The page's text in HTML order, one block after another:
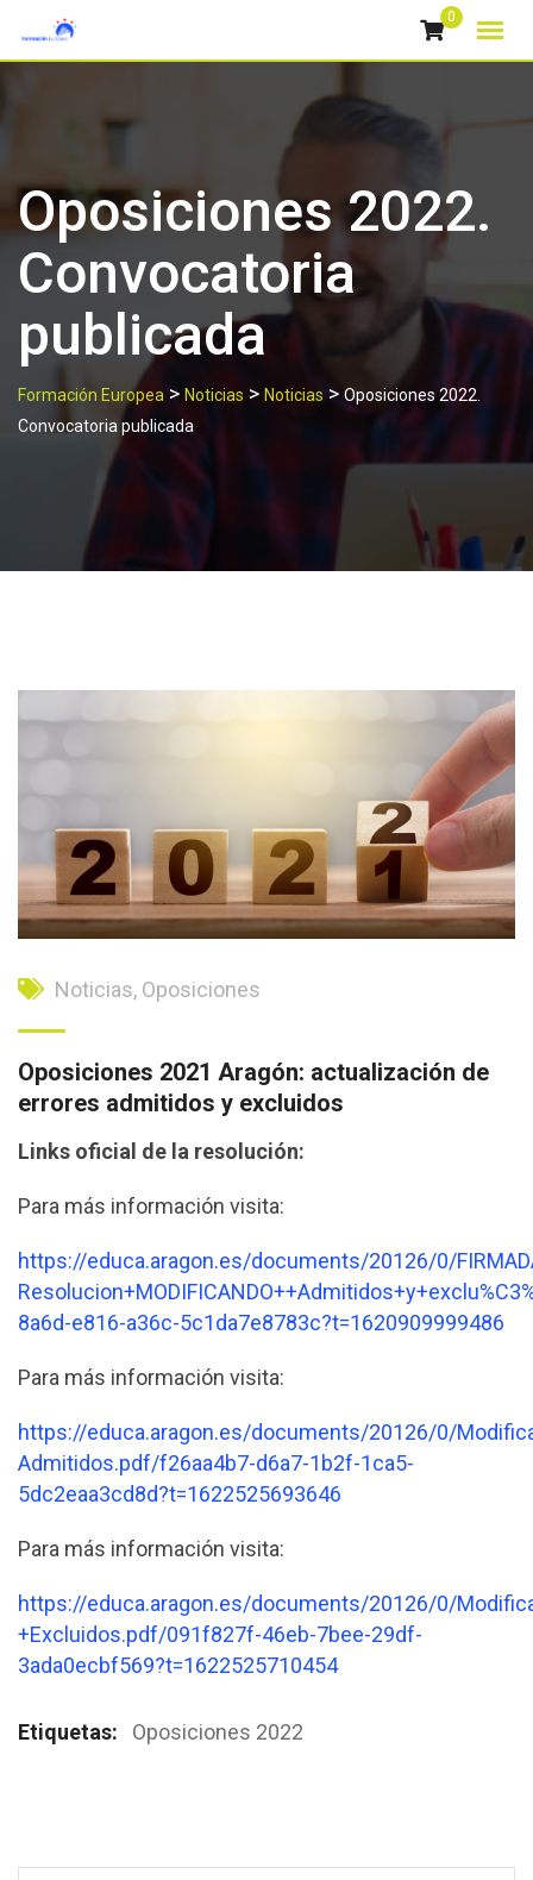
0
Oposiciones 2022.
Convocatoria
publicada
Formación Europea > Noticias > Noticias > Oposiciones 2022.
Convocatoria publicada
Noticias, Oposiciones
Oposiciones 2021 Aragón: actualización de
errores admitidos y excluidos
Links oficial de la resolución:
Para más información visita:
https://educa.aragon.es/documents/20126/0/
8a6d-e816-a36c-5c1da7e8783c?t=1620909999486
Para más información visita:
https://educa.aragon.es/documents/20126/0/
Admitidos.pdf/f26aa4b7-d6a7-1b2f-1ca5-
5dc2eaa3cd8d?t=1622525693646
Para más información visita:
https://educa.aragon.es/documents/20126/0/
+Excluidos.pdf/091f827f-46eb-7bee-29df-
3ada0ecbf569?t=1622525710454
Etiquetas: Oposiciones 2022